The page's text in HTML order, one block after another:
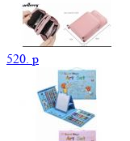
520. p